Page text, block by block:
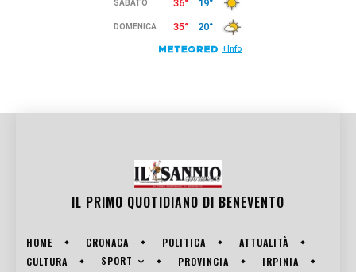
IL PRIMO QUOTIDIANO DI BENEVENTO
HOME CRONACA POLITICA
ATTUALITÀ
CULTURA
SPORT PROVINCIA
IRPINIA